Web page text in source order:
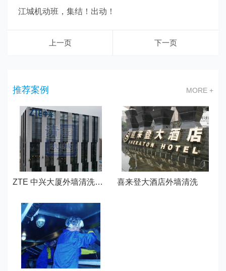
江城机动班，集结！出动！
上一页 下一页
推荐案例 MORE +
ZTE 中兴大厦外墙清洗—武汉江城清洗 喜来登大酒店外墙清洗